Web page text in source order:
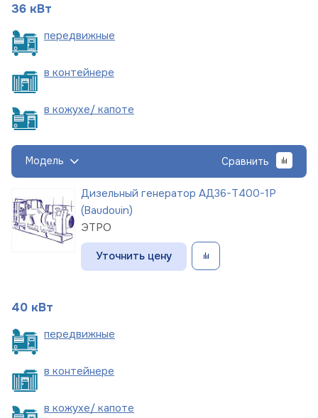
36 кВт
передвижные
в контейнере
в кожухе/ капоте
Модель Сравнить
Дизельный генератор АД36-Т400-1Р
(Baudouin)
ЭТРО
Уточнить цену
40 кВт
передвижные
в контейнере
в кожухе/ капоте